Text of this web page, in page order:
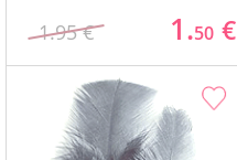
1.95 € 1.50 €